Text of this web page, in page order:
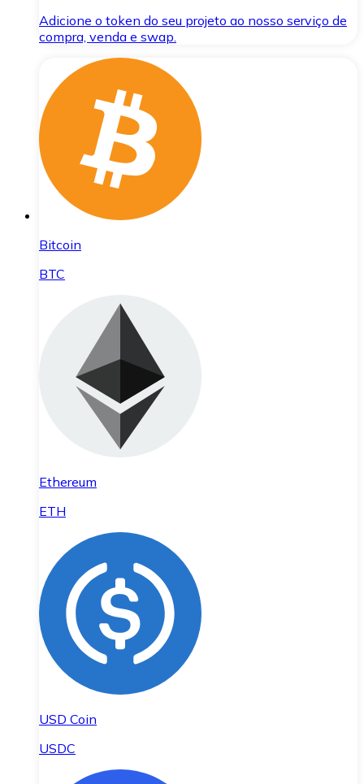
Adicione o token do seu projeto ao nosso serviço de
compra, venda e swap.
Bitcoin
BTC
Ethereum
ETH
USD Coin
USDC